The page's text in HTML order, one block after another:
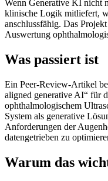
Wenn Generative KI nicht
klinische Logik mitliefert,
anschlussfähig. Das
Auswertung
Was passiert ist
Ein Peer-Review-Artikel
aligned generative AI“ für
ophthalmologischem
System als generative
Anforderungen der
datengetrieben zu
Warum das